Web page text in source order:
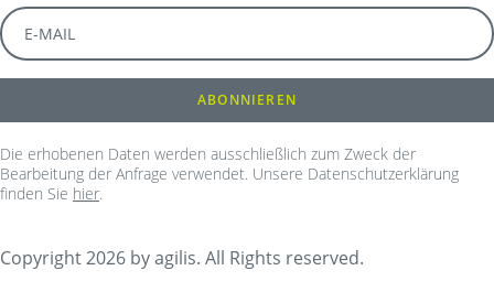
Die erhobenen Daten werden ausschließlich zum Zweck der
Bearbeitung der Anfrage verwendet. Unsere Datenschutzerklärung
finden Sie hier.
Copyright 2026 by agilis. All Rights reserved.